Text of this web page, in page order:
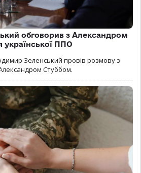
обговорив з Александром
ППО
Зеленський провів розмову з
Стуббом.